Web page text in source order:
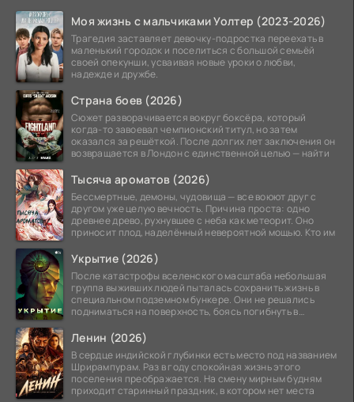
Моя жизнь с мальчиками Уолтер (2023-2026)
Трагедия заставляет девочку-подростка переехать в
маленький городок и поселиться с большой семьёй
своей опекунши, усваивая новые уроки о любви,
надежде и дружбе.
Страна боев (2026)
Сюжет разворачивается вокруг боксёра, который
когда-то завоевал чемпионский титул, но затем
оказался за решёткой. После долгих лет заключения он
возвращается в Лондон с единственной целью — найти
Тысяча ароматов (2026)
Бессмертные, демоны, чудовища — все воюют друг с
другом уже целую вечность. Причина проста: одно
древнее древо, рухнувшее с неба как метеорит. Оно
приносит плод, наделённый невероятной мощью. Кто им
Укрытие (2026)
После катастрофы вселенского масштаба небольшая
группа выживших людей пыталась сохранить жизнь в
специальном подземном бункере. Они не решались
подниматься на поверхность, боясь погибнуть в
Ленин (2026)
В сердце индийской глубинки есть место под названием
Шрирампурам. Раз в году спокойная жизнь этого
поселения преображается. На смену мирным будням
приходит старинный праздник, в котором нет места